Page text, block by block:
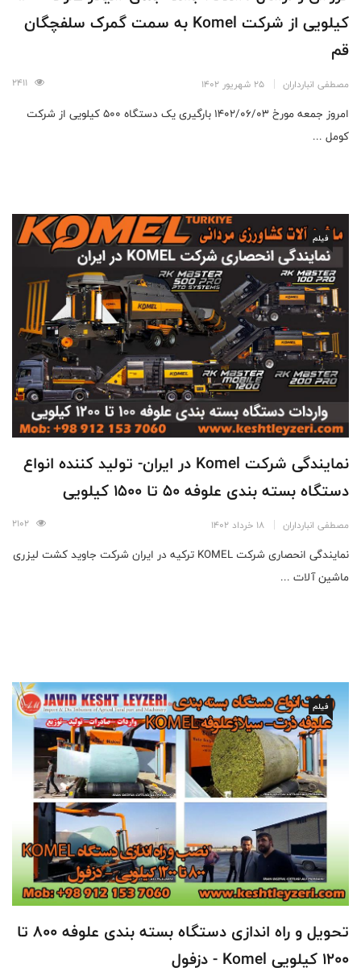
کیلویی از شرکت Komel به سمت گمرک سلفچگان
قم
مصطفی انبارداران 25 شهریور 1402
امروز جمعه مورخ ۱۴۰۲/۰۶/۰۳ بارگیری یک دستگاه ۵۰۰ کیلویی از شرکت
کومل ...
فیلم
نمایندگی شرکت Komel در ایران- تولید کننده انواع
دستگاه بسته بندی علوفه 50 تا 1500 کیلویی
مصطفی انبارداران 18 خرداد 1402
نمایندگی انحصاری شرکت KOMEL ترکیه در ایران شرکت جاوید کشت لیزری
ماشین آلات ...
فیلم
تحویل و راه اندازی دستگاه بسته بندی علوفه 800 تا
1200 کیلویی Komel - دزفول